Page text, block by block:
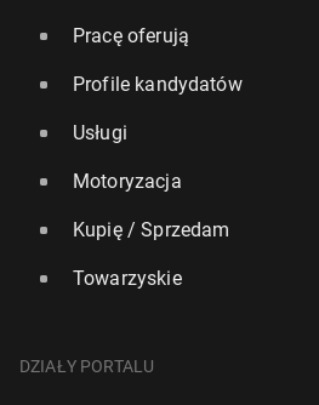
Pracę oferują
Profile kandydatów
Usługi
Motoryzacja
Kupię / Sprzedam
Towarzyskie
DZIAŁY PORTALU